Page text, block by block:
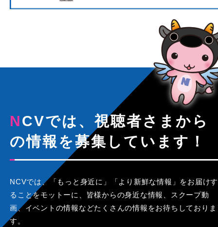
NCVでは、視聴者さまから
の情報を募集しています！
NCVでは、「もっと身近に」「より新鮮な情報」をお届けす
ることをモットーに、皆様からの身近な情報、スクープ動
画、イベントの情報などたくさんの情報をお待ちしておりま
す。